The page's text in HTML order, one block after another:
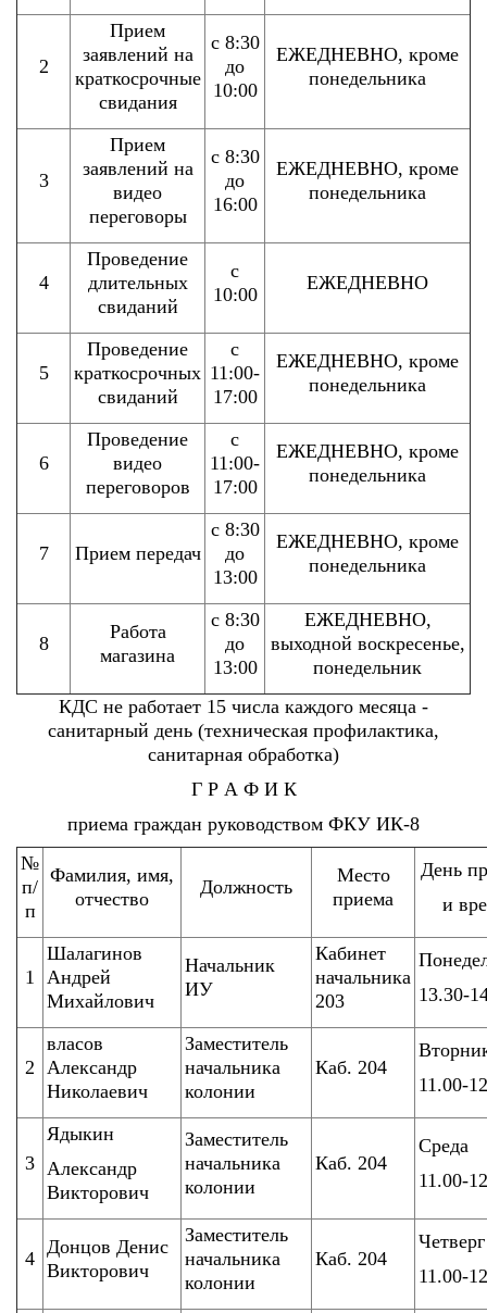
2
Прием
заявлений на
краткосрочные
свидания
с 8:30
до
10:00
ЕЖЕДНЕВНО, кроме
понедельника
3
Прием
заявлений на
видео
переговоры
с 8:30
до
16:00
ЕЖЕДНЕВНО, кроме
понедельника
4
Проведение
длительных
свиданий
с
10:00
ЕЖЕДНЕВНО
5
Проведение
краткосрочных
свиданий
с
11:00-
17:00
ЕЖЕДНЕВНО, кроме
понедельника
6
Проведение
видео
переговоров
с
11:00-
17:00
ЕЖЕДНЕВНО, кроме
понедельника
7 Прием передач
с 8:30
до
13:00
ЕЖЕДНЕВНО, кроме
понедельника
8
Работа
магазина
с 8:30
до
13:00
ЕЖЕДНЕВНО,
выходной воскресенье,
понедельник
КДС не работает 15 числа каждого месяца -
санитарный день (техническая профилактика,
санитарная обработка)
Г Р А Ф И К
приема граждан руководством ФКУ ИК-8
№
п/
п
Фамилия, имя,
отчество
Должность
Место
приема
День
и
1
Шалагинов
Андрей
Михайлович
Начальник
ИУ
Кабинет
начальника
203
13.30-
2
власов
Александр
Николаевич
Заместитель
начальника
колонии
Каб. 204
11.00-
3
Ядыкин
Александр
Викторович
Заместитель
начальника
колонии
Каб. 204
Среда
11.00-
4
Донцов Денис
Викторович
Заместитель
начальника
колонии
Каб. 204
Четверг
11.00-